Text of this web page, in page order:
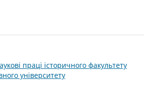
праці історичного факультету
університету